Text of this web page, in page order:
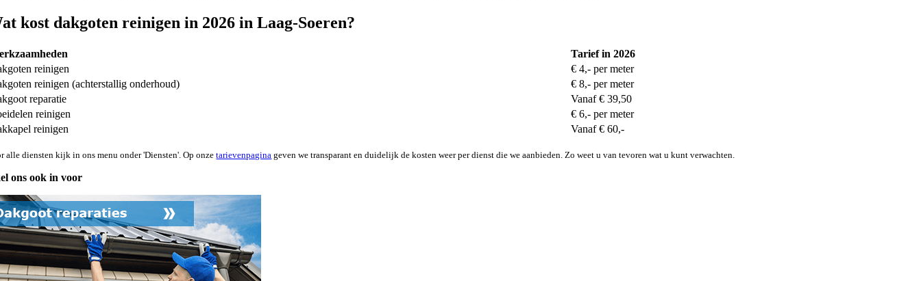
kost dakgoten reinigen in 2026 in Laag-Soeren?
Tarief in 2026
reinigen
€ 4,- per meter
reinigen (achterstallig onderhoud)
€ 8,- per meter
reparatie
Vanaf € 39,50
reinigen
€ 6,- per meter
reinigen
Vanaf € 60,-
alle diensten kijk in ons menu onder 'Diensten'. Op onzetarievenpagina geven we transparant en duidelijk de kosten weer per dienst die we aanbieden. Zo weet u van tevoren wat u kunt verwachten.
ons ook in voor